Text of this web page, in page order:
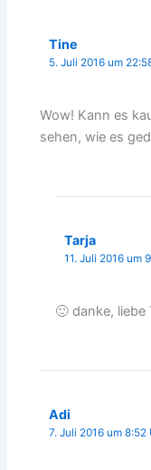
Tine
5. Juli 2016 um
Wow! Kann es
sehen, wie es
Tarja
11. Juli 2016 um
🙂 danke, liebe
Adi
7. Juli 2016 um 8:52